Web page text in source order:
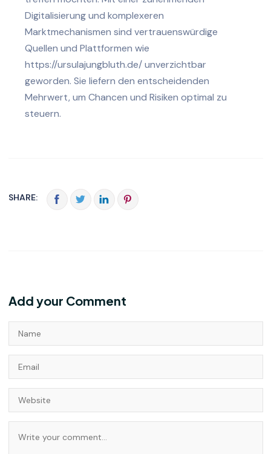
Digitalisierung und komplexeren
Marktmechanismen sind vertrauenswürdige
Quellen und Plattformen wie
https://ursulajungbluth.de/ unverzichtbar
geworden. Sie liefern den entscheidenden
Mehrwert, um Chancen und Risiken optimal zu
steuern.
SHARE:
Add your Comment